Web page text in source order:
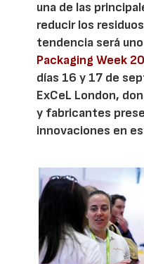
una de las
reducir los
tendencia será
Packaging Week
días 16 y 17 de
ExCeL London,
y fabricantes
innovaciones en